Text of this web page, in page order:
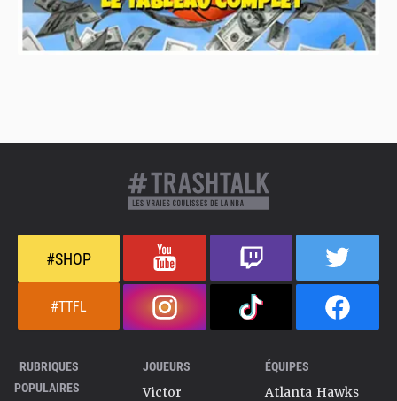
#SHOP
#TTFL
RUBRIQUES
POPULAIRES
JOUEURS
Victor
ÉQUIPES
Atlanta Hawks